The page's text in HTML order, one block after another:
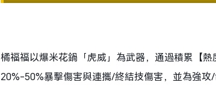
橘福福以爆米花鍋「虎威」為武器，通過積累【
20%-50%暴擊傷害與連攜/終結技傷害，並為強